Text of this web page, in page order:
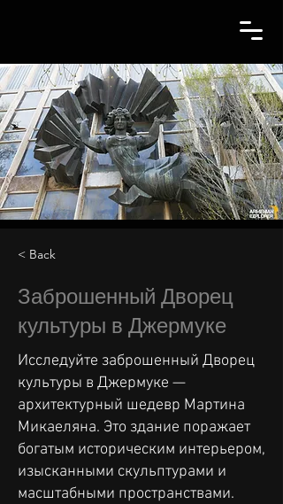
< Back
Заброшенный Дворец
культуры в Джермуке
Исследуйте заброшенный Дворец
культуры в Джермуке —
архитектурный шедевр Мартина
Микаеляна. Это здание поражает
богатым историческим интерьером,
изысканными скульптурами и
масштабными пространствами.